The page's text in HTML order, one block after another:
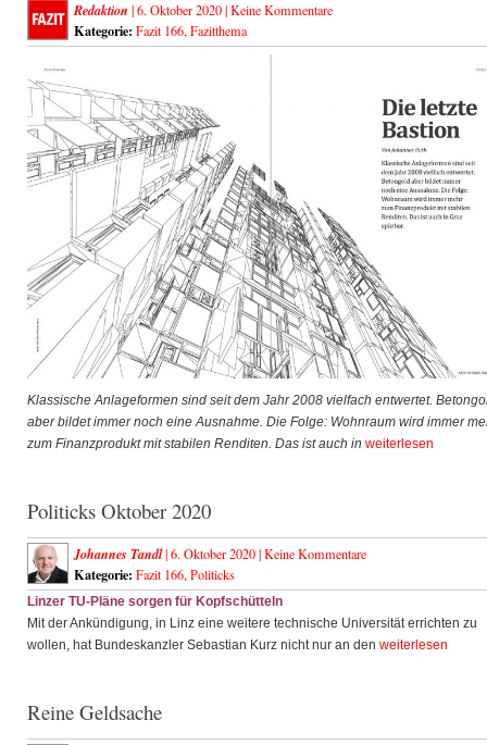
Redaktion | 6. Oktober 2020 |Keine Kommentare
Kategorie: Fazit 166, Fazitthema
Klassische Anlageformen sind seit dem Jahr 2008 vielfach entwertet.
aber bildet immer noch eine Ausnahme. Die Folge: Wohnraum wird immer
zum Finanzprodukt mit stabilen Renditen. Das ist auch in weiterlesen
Politicks Oktober 2020
Johannes Tandl| 6. Oktober 2020 |Keine Kommentare
Kategorie: Fazit 166, Politicks
Linzer TU-Pläne sorgen für Kopfschütteln
Mit der Ankündigung, in Linz eine weitere technische Universität errichten zu
wollen, hat Bundeskanzler Sebastian Kurz nicht nur an den weiterlesen
Reine Geldsache